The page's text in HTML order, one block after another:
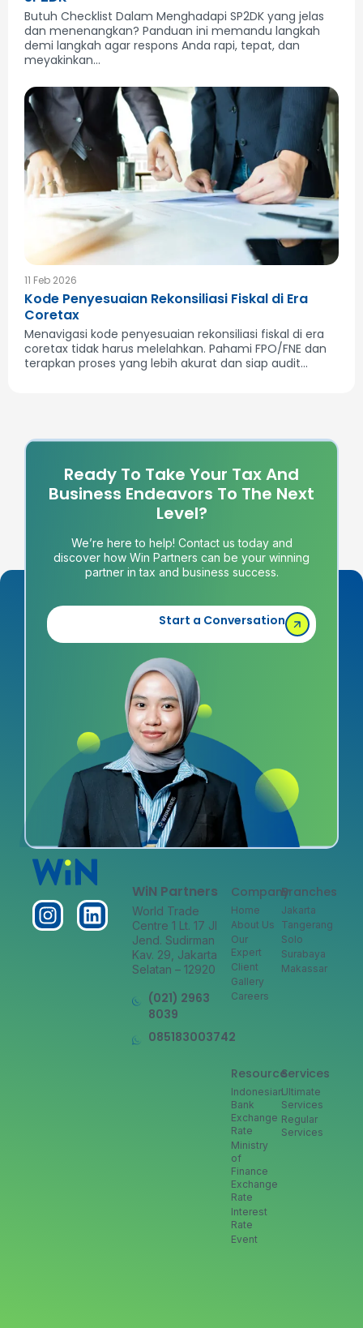
Butuh Checklist Dalam Menghadapi SP2DK yang jelas
dan menenangkan? Panduan ini memandu langkah
demi langkah agar respons Anda rapi, tepat, dan
meyakinkan...
11 Feb 2026
Kode Penyesuaian Rekonsiliasi Fiskal di Era
Coretax
Menavigasi kode penyesuaian rekonsiliasi fiskal di era
coretax tidak harus melelahkan. Pahami FPO/FNE dan
terapkan proses yang lebih akurat dan siap audit...
Ready To Take Your Tax And
Business Endeavors To The Next
Level?
We’re here to help! Contact us today and
discover how Win Partners can be your winning
partner in tax and business success.
Start a Conversation
WiN Partners
World Trade
Centre 1 Lt. 17 Jl
Jend. Sudirman
Kav. 29, Jakarta
Selatan – 12920
(021) 2963
8039
085183003742
Company
Home
About Us
Our
Expert
Client
Gallery
Careers
Services
Ultimate
Services
Regular
Services
Branches
Jakarta
Tangerang
Solo
Surabaya
Makassar
Resource
Indonesian
Bank
Exchange
Rate
Ministry
of
Finance
Exchange
Rate
Interest
Rate
Event